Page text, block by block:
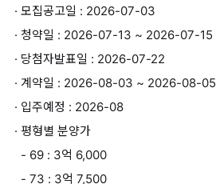
· 모집공고일 : 2026-07-03
· 청약일 : 2026-07-13 ~ 2026-07-15
· 당첨자발표일 : 2026-07-22
· 계약일 : 2026-08-03 ~ 2026-08-05
· 입주예정 : 2026-08
· 평형별 분양가
- 69 : 3억 6,000
- 73 : 3억 7,500